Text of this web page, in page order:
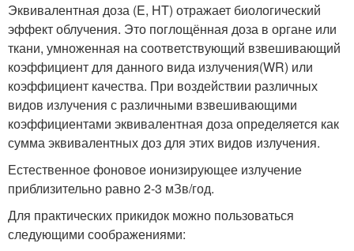
Эквивалентная доза (E, HT) отражает биологический
эффект облучения. Это поглощённая доза в органе или
ткани, умноженная на соответствующий взвешивающий
коэффициент для данного вида излучения(WR) или
коэффициент качества. При воздействии различных
видов излучения с различными взвешивающими
коэффициентами эквивалентная доза определяется как
сумма эквивалентных доз для этих видов излучения.
Естественное фоновое ионизирующее излучение
приблизительно равно 2-3 мЗв/год.
Для практических прикидок можно пользоваться
следующими соображениями: